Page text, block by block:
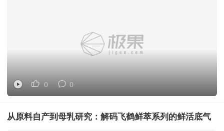
0 0
从原料自产到母乳研究：解码飞鹤鲜萃系列的鲜活底气